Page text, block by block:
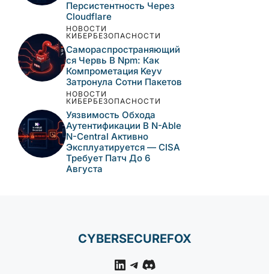
CISA Внесла В Каталог
KEV Три Активно
Эксплуатируемые
Уязвимости — Одну Из
Них Связывают С ИИ-
Атакой
НОВОСТИ
КИБЕРБЕЗОПАСНОСТИ
Активная Эксплуатация
Уязвимостей N-Able N-
Central: Неполный Патч,
Захват Серверов И
Персистентность Через
Cloudflare
НОВОСТИ
КИБЕРБЕЗОПАСНОСТИ
НОВОСТИ
КИБЕРБЕЗОПАСНОСТИ
Аутентификации В N-